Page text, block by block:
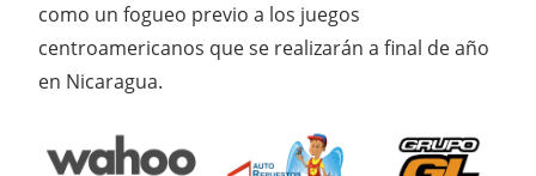
como un fogueo previo a los juegos
centroamericanos que se realizarán a final de año
en Nicaragua.